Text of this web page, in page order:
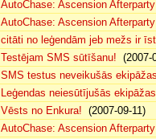
AutoChase: Ascension
AutoChase: Ascension
citāti no leģendām jeb mežs ir
Testējam SMS sūtīšanu! (2007-
SMS testus neveikušās
Leģendas neiesūtījušās ekipāžas
Vēsts no Enkura! (2007-09-11)
AutoChase: Ascension